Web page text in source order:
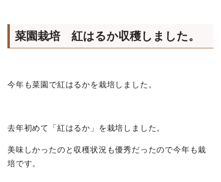
菜園栽培 紅はるか収穫しました。
今年も菜園で紅はるかを栽培しました。
去年初めて「紅はるか」を栽培しました。
美味しかったのと収穫状況も優秀だったので今年も栽
培です。